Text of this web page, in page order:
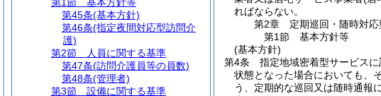
ればならない。
第2章
定期巡回・随時対
第1節
基本方針等
(基本方針)
第4条
指定地域密着型サービス
状態となった場合においても、
う、定期的な巡回又は随時通報
第45条(基本方針)
第46条(指定夜間対応型訪問介
護)
第2節
人員に関する基準
第47条(訪問介護員等の員数)
第48条(管理者)
第3節
設備に関する基準